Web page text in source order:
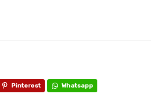
Pinterest Whatsapp